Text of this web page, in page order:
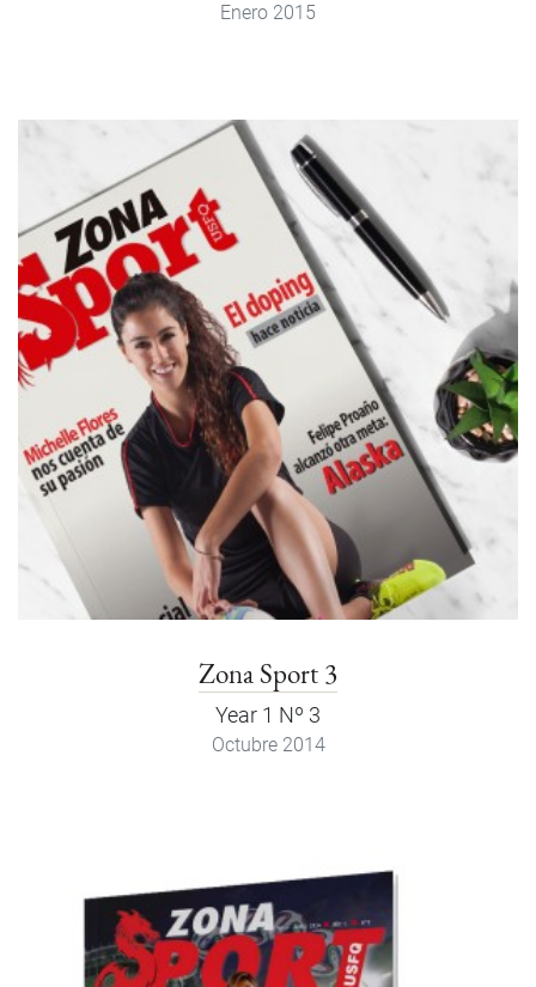
Enero 2015
Zona Sport 3
Year 1 Nº 3
Octubre 2014